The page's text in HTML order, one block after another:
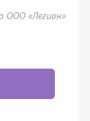
ООО «Легион»